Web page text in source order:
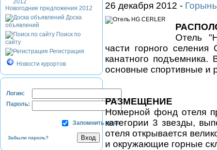
Новогодние предложения 2012
Доска
объявлений
Поиск по
сайту
Регистрация
Новости курортов
Логин:
Пароль:
Запомнить меня
Забыли пароль?
26 декабря 2012 -
Отель
части горного
канатного подъемника.
основные спортивные и
РАЗМЕЩЕНИЕ
Номерной фонд отеля
категории 3 звезды,
отеля открывается
и окружающие горные